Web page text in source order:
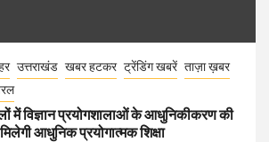
उत्तराखंड खबर हटकर ट्रेंडिंग खबरें ताज़ा ख़बर
में विज्ञान प्रयोगशालाओं के आधुनिकीकरण की
मिलेगी आधुनिक प्रयोगात्मक शिक्षा